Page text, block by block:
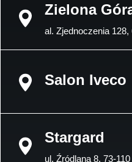
Zielona
al. Zjednoczenia 128,
Salon Iveco
Stargard
ul. Źródlana 8, 73-